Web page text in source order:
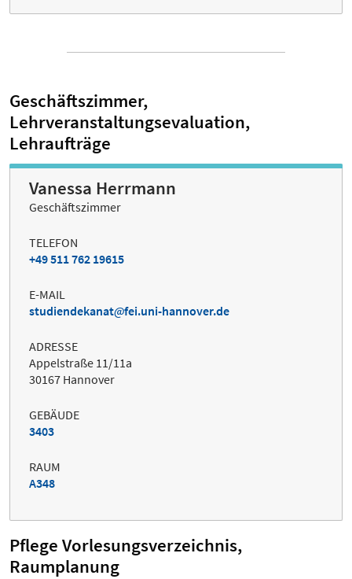
Geschäftszimmer,
Lehrveranstaltungsevaluation,
Lehraufträge
Vanessa Herrmann
Geschäftszimmer
TELEFON
+49 511 762 19615
E-MAIL
studiendekanat
fei.uni-hannover.de
ADRESSE
Appelstraße 11/11a
30167 Hannover
GEBÄUDE
3403
RAUM
A348
Pflege Vorlesungsverzeichnis,
Raumplanung